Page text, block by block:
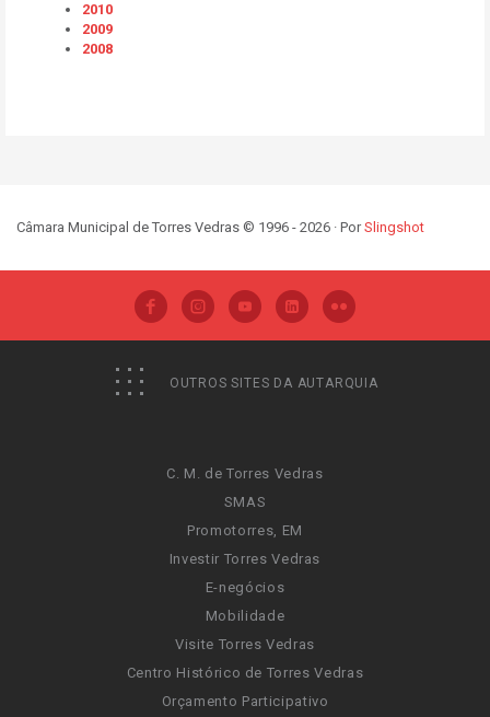
2010
2009
2008
Câmara Municipal de Torres Vedras © 1996 - 2026 · PorSlingshot
OUTROS SITES DA AUTARQUIA
C. M. de Torres Vedras
SMAS
Promotorres, EM
Investir Torres Vedras
E-negócios
Mobilidade
Visite Torres Vedras
Centro Histórico de Torres Vedras
Orçamento Participativo